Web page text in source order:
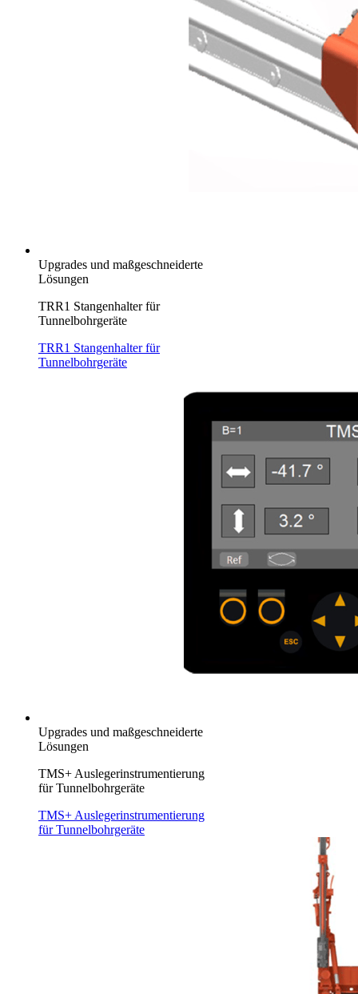
Upgrades und maßgeschneiderte
Lösungen
TRR1 Stangenhalter für
Tunnelbohrgeräte
TRR1 Stangenhalter für
Tunnelbohrgeräte
Upgrades und maßgeschneiderte
Lösungen
TMS+ Auslegerinstrumentierung
für Tunnelbohrgeräte
TMS+ Auslegerinstrumentierung
für Tunnelbohrgeräte